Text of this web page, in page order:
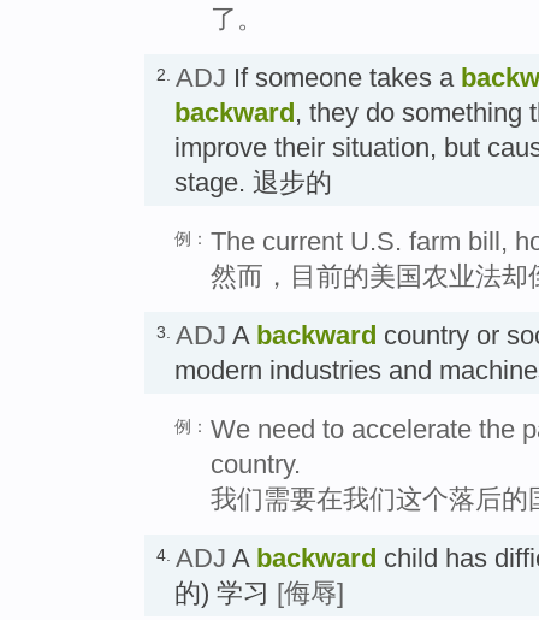
了。
2. ADJ If someone takes a
backward, they do something
improve their situation, but
stage. 退步的
例： The current U.S. farm bill,
然而，目前的美国农业法却
3. ADJ A backward country or
modern industries and
例： We need to accelerate the
country.
我们需要在我们这个落后
4. ADJ A backward child has
的) 学习 [侮辱]